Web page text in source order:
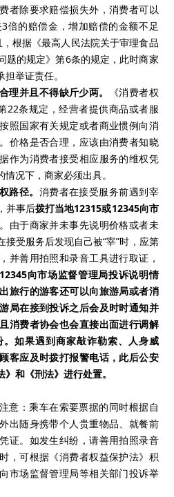
者除要求赔偿损失外，消费者可以
3倍的赔偿金，增加赔偿的金额不足
根据《最高人民法院关于审理食品
题的规定》第6条的规定，此时商家
举证责任。
理并且不得缺斤少两。
《消费者权
22条规定，经营者提供商品或者服
照国家有关规定或者商业惯例向消
价格是否合理，应该由消费者知晓
作为消费者接受相应服务的维权凭
况下，商家必须出具。
路径。 消费者在接受服务前遇到宰
并事后拨打当地12315或12345向市
。由于商家并未事先说明价格或者未
接受服务后发现自己被“宰”时，应第
并善用拍照和录音工具进行取证，
12345向市场监督管理局投诉说明情
旅行的游客还可以向旅游局或者消
局在接到投诉之后会及时时通知并
消费者协会也会直接出面进行调解
如果遇到商家敲诈勒索、人身威
客应及时拨打报警电话，此后公安
和《刑法》进行处置。
意：乘车在索要票据的同时根据自
出随身携带个人贵重物品、就餐前
证。如发生纠纷，请善用拍照录音
，可根据《消费者权益保护法》积
市场监督管理局等相关部门投诉举